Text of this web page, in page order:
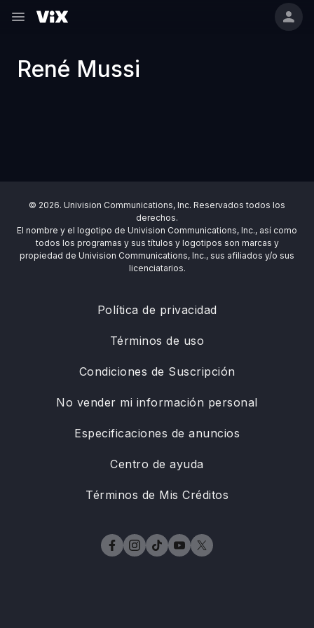
René Mussi
© 2026. Univision Communications, Inc. Reservados todos los
derechos.
El nombre y el logotipo de Univision Communications, Inc., así como
todos los programas y sus títulos y logotipos son marcas y
propiedad de Univision Communications, Inc., sus afiliados y/o sus
licenciatarios.
Política de privacidad
Términos de uso
Condiciones de Suscripción
No vender mi información personal
Especificaciones de anuncios
Centro de ayuda
Términos de Mis Créditos